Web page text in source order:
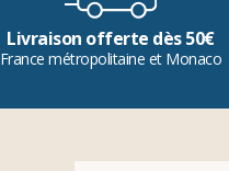
Livraison offerte dès 50€
France métropolitaine et Monaco